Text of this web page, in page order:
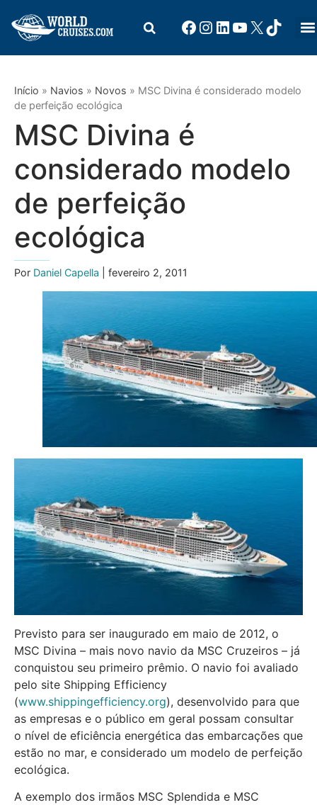
Início » Navios » Novos » MSC Divina é considerado modelo
de perfeição ecológica
MSC Divina é
considerado modelo
de perfeição
ecológica
Por Daniel Capella | fevereiro 2, 2011
Previsto para ser inaugurado em maio de 2012, o
MSC Divina – mais novo navio da MSC Cruzeiros – já
conquistou seu primeiro prêmio. O navio foi avaliado
pelo site Shipping Efficiency
(www.shippingefficiency.org), desenvolvido para que
as empresas e o público em geral possam consultar
o nível de eficiência energética das embarcações que
estão no mar, e considerado um modelo de perfeição
ecológica.
A exemplo dos irmãos MSC Splendida e MSC